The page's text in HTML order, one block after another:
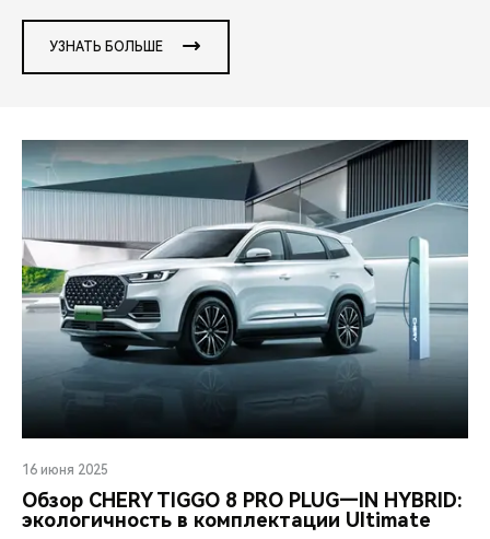
УЗНАТЬ БОЛЬШЕ
16 июня 2025
Обзор CHERY TIGGO 8 PRO PLUG—IN HYBRID:
экологичность в комплектации Ultimate